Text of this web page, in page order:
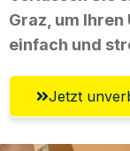
Graz, um
einfach und
Jetzt